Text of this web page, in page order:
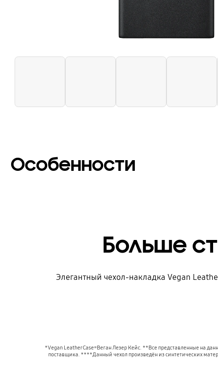
Особенности
Больше
Элегантный чехол-накладка Vegan
*Vegan Leather Case=Веган Лезер Кейс. **Все представленные на
поставщика. ****Данный чехол произведён из синтетических